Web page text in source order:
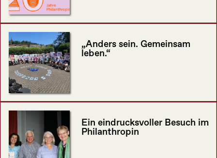
„Anders sein. Gemeinsam
leben.“
Ein eindrucksvoller Besuch im
Philanthropin